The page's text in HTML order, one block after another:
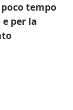
tempo
per la